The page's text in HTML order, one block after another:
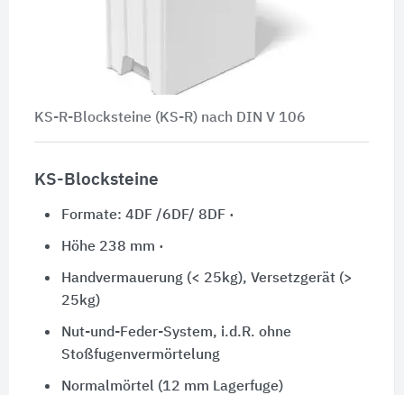
KS-R-Blocksteine (KS-R) nach DIN V 106
KS-Blocksteine
Formate: 4DF /6DF/ 8DF ·
Höhe 238 mm ·
Handvermauerung (< 25kg), Versetzgerät (>
25kg)
Nut-und-Feder-System, i.d.R. ohne
Stoßfugenvermörtelung
Normalmörtel (12 mm Lagerfuge)